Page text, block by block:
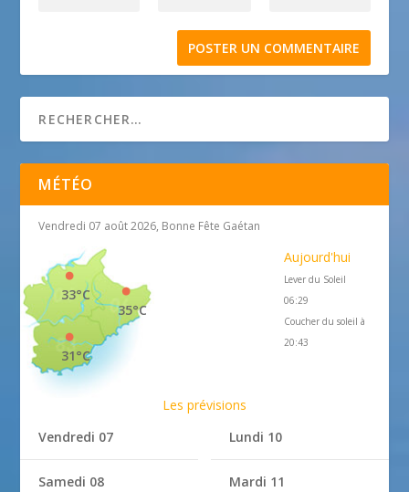
MÉTÉO
Vendredi 07 août 2026, Bonne Fête Gaétan
35°C
33°C
31°C
Aujourd'hui
Lever du Soleil
06:29
Coucher du soleil à
20:43
Les prévisions
Vendredi 07
Samedi 08
Lundi 10
Mardi 11